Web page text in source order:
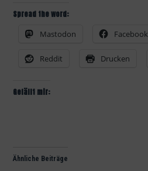
Spread the word:
Mastodon
Facebook
Reddit Drucken
Gefällt mir:
Ähnliche Beiträge